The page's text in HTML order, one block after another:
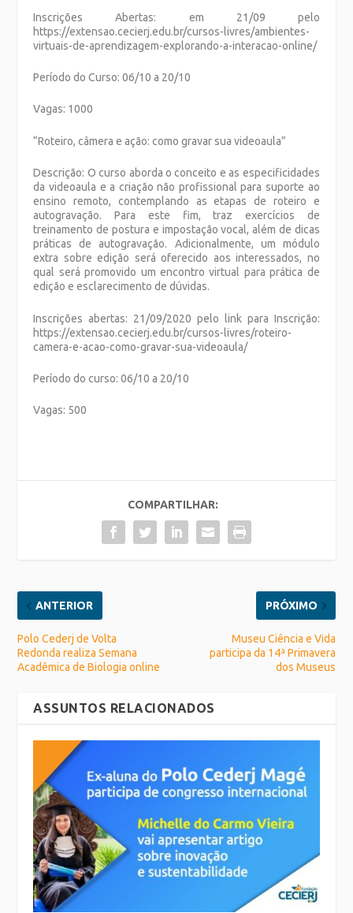
Inscrições Abertas: em 21/09 pelo
https://extensao.cecierj.edu.br/cursos-livres/ambientes-
virtuais-de-aprendizagem-explorando-a-interacao-online/
Período do Curso: 06/10 a 20/10
Vagas: 1000
“Roteiro, câmera e ação: como gravar sua videoaula”
Descrição: O curso aborda o conceito e as especificidades
da videoaula e a criação não profissional para suporte ao
ensino remoto, contemplando as etapas de roteiro e
autogravação. Para este fim, traz exercícios de
treinamento de postura e impostação vocal, além de dicas
práticas de autogravação. Adicionalmente, um módulo
extra sobre edição será oferecido aos interessados, no
qual será promovido um encontro virtual para prática de
edição e esclarecimento de dúvidas.
Inscrições abertas: 21/09/2020 pelo link para Inscrição:
https://extensao.cecierj.edu.br/cursos-livres/roteiro-
camera-e-acao-como-gravar-sua-videoaula/
Período do curso: 06/10 a 20/10
Vagas: 500
COMPARTILHAR:
ANTERIOR
Polo Cederj de Volta
Redonda realiza Semana
Acadêmica de Biologia online
PRÓXIMO
Museu Ciência e Vida
participa da 14ª Primavera
dos Museus
ASSUNTOS RELACIONADOS